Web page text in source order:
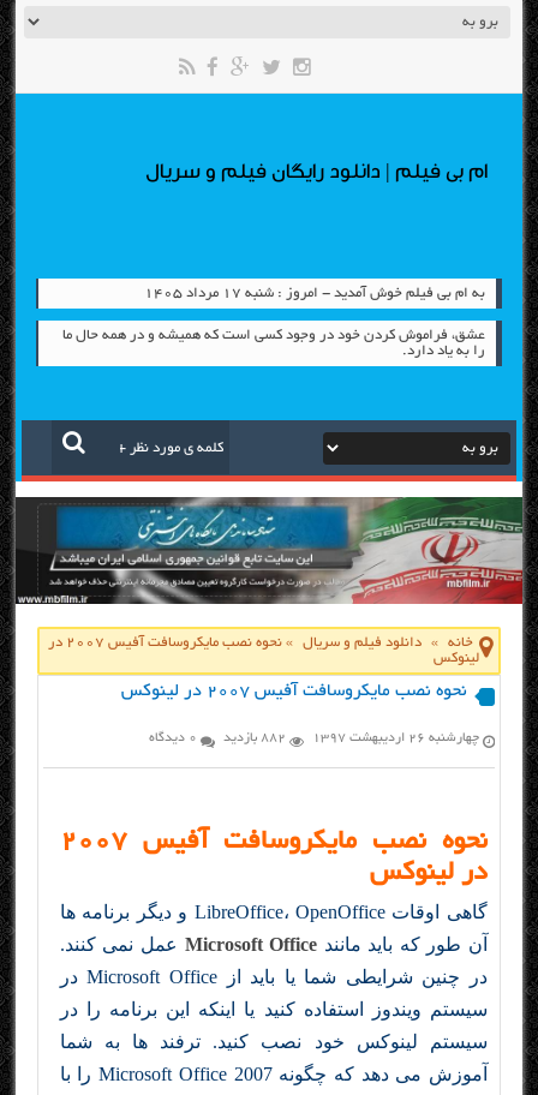
ام بی فیلم | دانلود رایگان فیلم و سریال
به ام بی فیلم خوش آمدید - امروز : شنبه ۱۷ مرداد ۱۴۰۵
عشق، فراموش كردن خود در وجود كسی است كه همیشه و در همه حال ما
را به یاد دارد.
خانه » دانلود فیلم و سریال »
نحوه نصب مایکروسافت آفیس ۲۰۰۷ در
لینوکس
نحوه نصب مایکروسافت آفیس ۲۰۰۷ در لینوکس
چهارشنبه ۲۶ اردیبهشت ۱۳۹۷ 882 بازدید 0 دیدگاه
نحوه نصب مایکروسافت آفیس ۲۰۰۷
در لینوکس
گاهی اوقات LibreOffice، OpenOffice و دیگر برنامه ها
آن طور که باید مانند
عمل نمی کنند.
در چنین شرایطی شما یا باید از Microsoft Office در
سیستم ویندوز استفاده کنید یا اینکه این برنامه را در
سیستم لینوکس خود نصب کنید. ترفند ها به شما
آموزش می دهد که چگونه Microsoft Office 2007 را با